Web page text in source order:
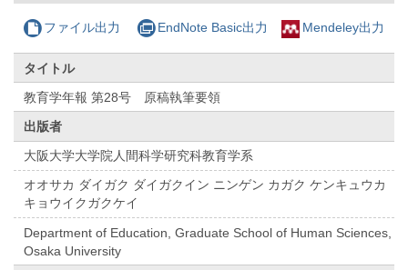
ファイル出力 EndNote Basic出力 Mendeley出力
タイトル
教育学年報 第28号 原稿執筆要領
出版者
大阪大学大学院人間科学研究科教育学系
オオサカ ダイガク ダイガクイン ニンゲン カガク ケンキュウカ
キョウイクガクケイ
Department of Education, Graduate School of Human Sciences,
Osaka University